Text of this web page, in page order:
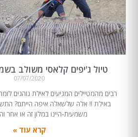
טיול ג'יפים קלאסי משולב
07/07/2020
רבים מהמטיילים המגיעים לאילת נוהגים
באילת !! אלה שלשאלה איפה הייתם?
משמעית-היינו במלון זה או אחר
קרא עוד »